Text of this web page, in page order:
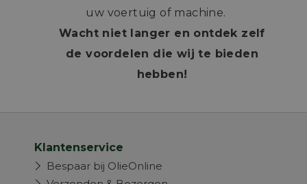
uw voertuig of machine.
Wacht niet langer en ontdek zelf
de voordelen die wij te bieden
hebben!
Klantenservice
Bespaar bij OlieOnline